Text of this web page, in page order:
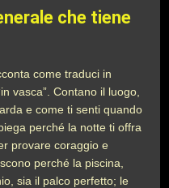
che tiene
come traduci in
vasca”. Contano il luogo,
e come ti senti quando
perché la notte ti offra
provare coraggio e
perché la piscina,
sia il palco perfetto; le